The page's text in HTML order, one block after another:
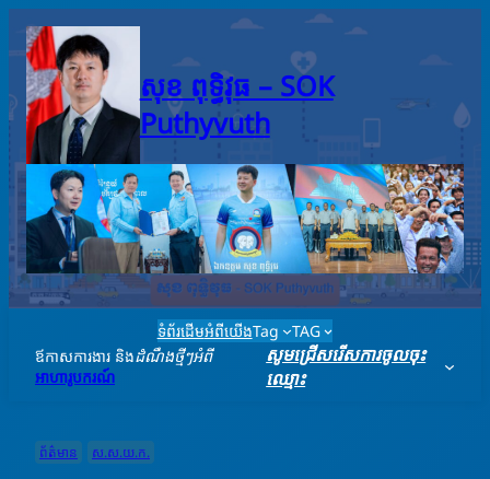
content
សុខ ពុទ្ធិវុធ – SO​K
Puthyvuth
ទំព័រដើមអំពីយើងTag
TAG
ឪកាសការងារ និងដំណឹងថ្មីៗអំពី
អាហារូបករណ៍
សូមជ្រើសរើសការចូលចុះ
ឈ្មោះ
ព័ត៌មាន ស.ស.យ.ក.